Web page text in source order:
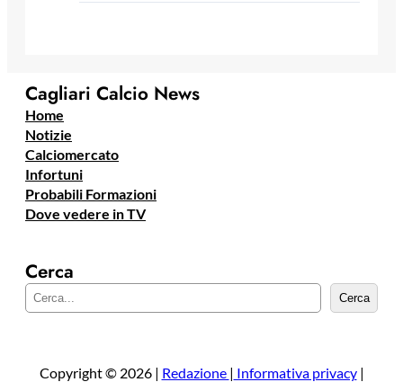
Cagliari Calcio News
Home
Notizie
Calciomercato
Infortuni
Probabili Formazioni
Dove vedere in TV
Cerca
e
a
Cerca
Copyright © 2026 | Redazione | Informativa privacy|